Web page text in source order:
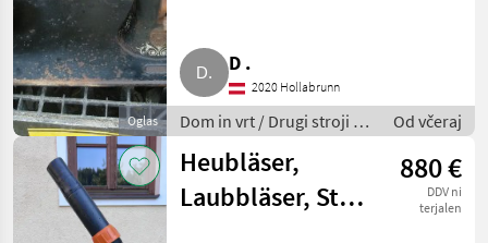
Oglas
D .
2020 Hollabrunn
Dom in vrt / Drugi stroji za
dom in vrt
Od včeraj
Heubläser,
Laubbläser, Stihl
880 €
DDV ni
terjalen